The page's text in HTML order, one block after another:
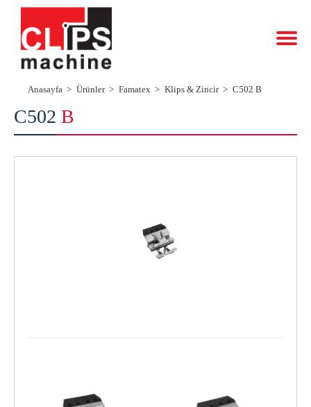
Anasayfa Ürünler Famatex Klips & Zincir C502 B
C502 B